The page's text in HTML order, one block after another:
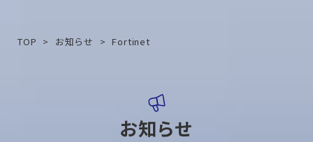
契約・利用条件
TOP お知らせ Fortinet
お知らせ